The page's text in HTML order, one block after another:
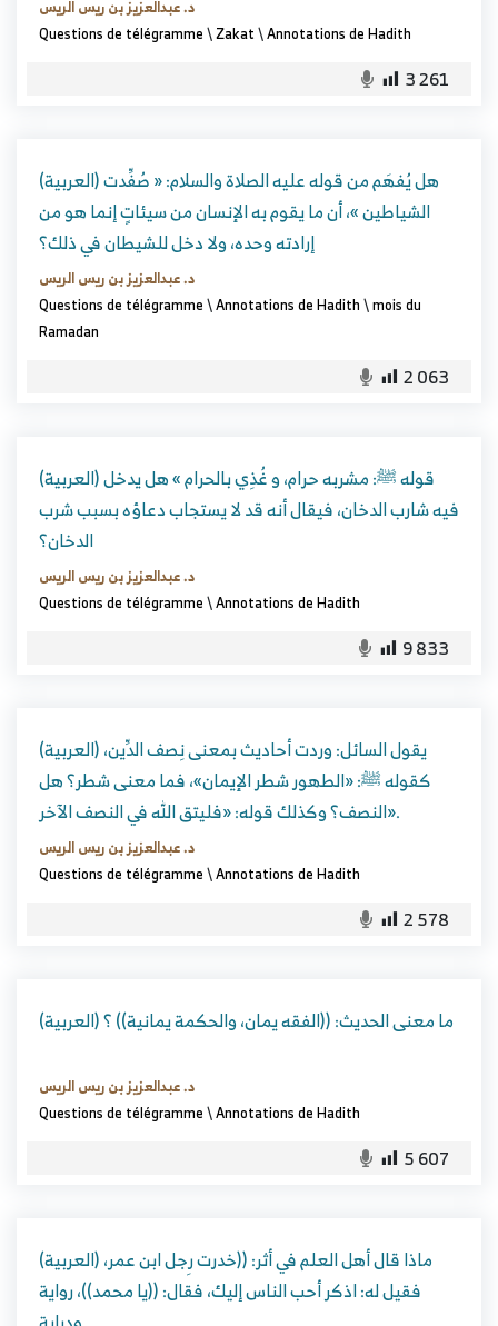
د. عبدالعزيز بن ريس الريس
Questions de télégramme\Zakat\Annotations de Hadith
3 261
(العربية) هل يُفهَم من قوله عليه الصلاة والسلام: « صُفِّدت
الشياطين »، أن ما يقوم به الإنسان من سيئاتٍ إنما هو من
إرادته وحده، ولا دخل للشيطان في ذلك؟
د. عبدالعزيز بن ريس الريس
Questions de télégramme\Annotations de Hadith\mois du
Ramadan
2 063
(العربية) قوله ﷺ: مشربه حرام، و غُذِي بالحرام » هل يدخل
فيه شارب الدخان، فيقال أنه قد لا يستجاب دعاؤه بسبب شرب
الدخان؟
د. عبدالعزيز بن ريس الريس
Questions de télégramme\Annotations de Hadith
9 833
(العربية) يقول السائل: وردت أحاديث بمعنى نِصف الدِّين،
كقوله ﷺ: «الطهور شطر الإيمان»، فما معنى شطر؟ هل
النصف؟ وكذلك قوله: «فليتق الله في النصف الآخر».
د. عبدالعزيز بن ريس الريس
Questions de télégramme\Annotations de Hadith
2 578
(العربية) ما معنى الحديث: ((الفقه يمان، والحكمة يمانية)) ؟
د. عبدالعزيز بن ريس الريس
Questions de télégramme\Annotations de Hadith
5 607
(العربية) ماذا قال أهل العلم في أثر: ((خدرت رِجل ابن عمر،
فقيل له: اذكر أحب الناس إليك، فقال: ((يا محمد))، رواية